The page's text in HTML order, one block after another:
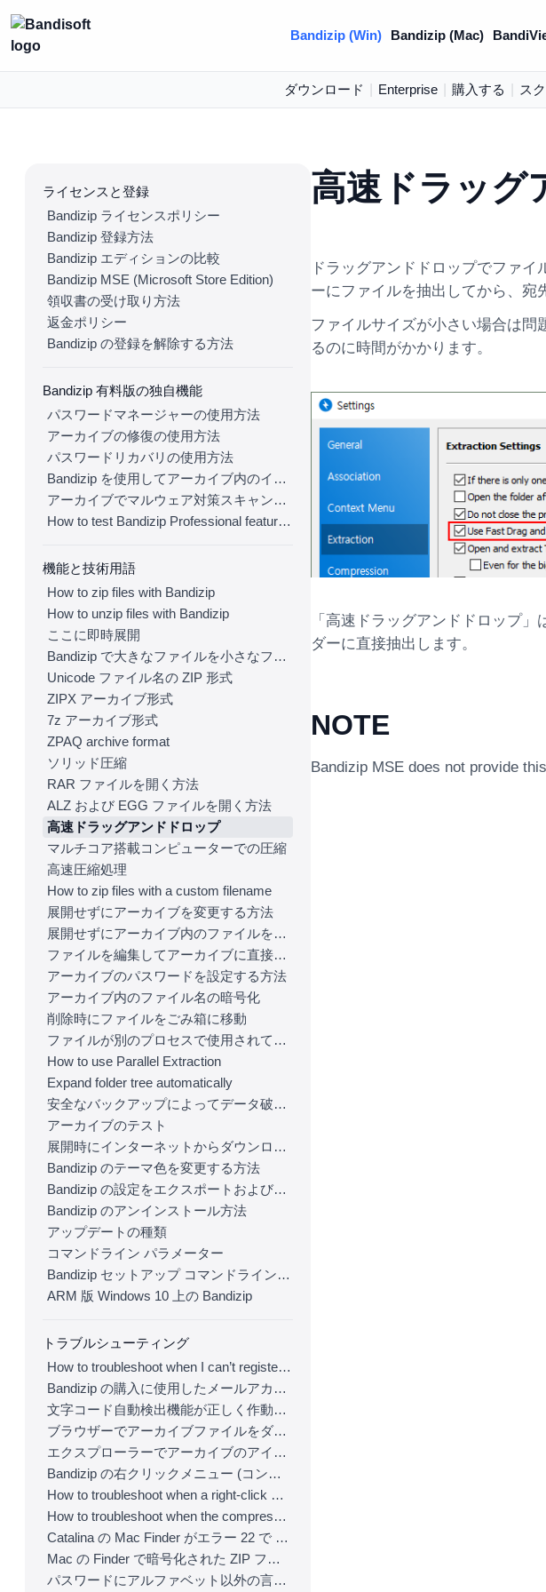
Bandizip (Win) Bandizip (Mac)
ダウンロード Enterprise 購入する ス
ライセンスと登録
Bandizip ライセンスポリシー
Bandizip 登録方法
Bandizip エディションの比較
Bandizip MSE (Microsoft Store Edition)
領収書の受け取り方法
返金ポリシー
Bandizip の登録を解除する方法
Bandizip 有料版の独自機能
パスワードマネージャーの使用方法
アーカイブの修復の使用方法
パスワードリカバリの使用方法
Bandizip を使用してアーカイブ内のイメージをプレビューする方法
アーカイブでマルウェア対策スキャンを使用する方法
How to test Bandizip Professional features before purchase
機能と技術用語
How to zip files with Bandizip
How to unzip files with Bandizip
ここに即時展開
Bandizip で大きなファイルを小さなファイルに分割する方法
Unicode ファイル名の ZIP 形式
ZIPX アーカイブ形式
7z アーカイブ形式
ZPAQ archive format
ソリッド圧縮
RAR ファイルを開く方法
ALZ および EGG ファイルを開く方法
高速ドラッグアンドドロップ
マルチコア搭載コンピューターでの圧縮
高速圧縮処理
How to zip files with a custom filename
展開せずにアーカイブを変更する方法
展開せずにアーカイブ内のファイルを開く方法
ファイルを編集してアーカイブに直接保存する方法
アーカイブのパスワードを設定する方法
アーカイブ内のファイル名の暗号化
削除時にファイルをごみ箱に移動
ファイルが別のプロセスで使用されている場合でもファイルを圧縮する
How to use Parallel Extraction
Expand folder tree automatically
安全なバックアップによってデータ破損を防ぐ方法
アーカイブのテスト
展開時にインターネットからダウンロードしたアーカイブのゾーン識別子をコピー
Bandizip のテーマ色を変更する方法
Bandizip の設定をエクスポートおよびインポートする方法
Bandizip のアンインストール方法
アップデートの種類
コマンドライン パラメーター
Bandizip セットアップ コマンドライン パラメーター
ARM 版 Windows 10 上の Bandizip
トラブルシューティング
How to troubleshoot when I can’t register Bandizip
Bandizip の購入に使用したメールアカウントにアクセスできません
文字コード自動検出機能が正しく作動していません
ブラウザーでアーカイブファイルをダウンロードすると Bandizip が自動的に開きます
エクスプローラーでアーカイブのアイコンが正しく表示されません
Bandizip の右クリックメニュー (コンテキストメニュー) が表示されません
How to troubleshoot when a right-click menu (context menu) for Bandizip isn’t displayed properly
How to troubleshoot when the compression or decompression speed is too slow
Catalina の Mac Finder がエラー 22 で ZIP アーカイブを展開できない場合の解決方法
Mac の Finder で暗号化された ZIP ファイルを展開できない場合の解決方法
パスワードにアルファベット以外の言語の文字を使用する方法
高速ドラッグ
ドラッグアンドドロップでファ
ーにファイルを抽出してから、宛
ファイルサイズが小さい場合は問
るのに時間がかかります。
「高速ドラッグアンドドロップ
ダーに直接抽出します。
NOTE
Bandizip MSE does not provide